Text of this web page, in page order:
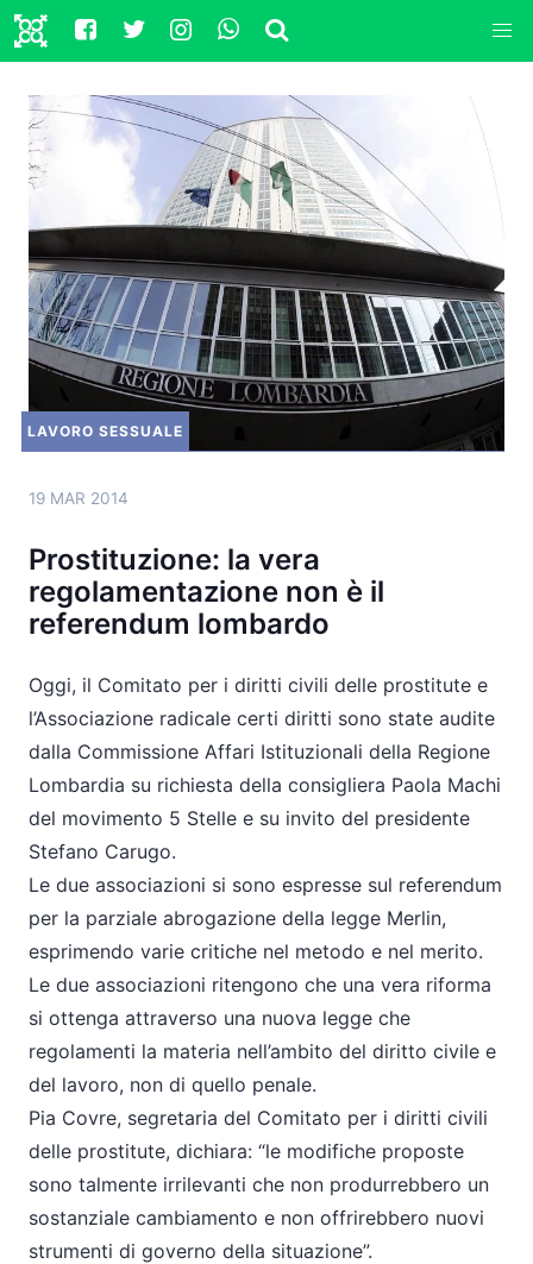
LAVORO SESSUALE
19 MAR 2014
Prostituzione: la vera
regolamentazione non è il
referendum lombardo
Oggi, il Comitato per i diritti civili delle prostitute e
l’Associazione radicale certi diritti sono state audite
dalla Commissione Affari Istituzionali della Regione
Lombardia su richiesta della consigliera Paola Machi
del movimento 5 Stelle e su invito del presidente
Stefano Carugo.
Le due associazioni si sono espresse sul referendum
per la parziale abrogazione della legge Merlin,
esprimendo varie critiche nel metodo e nel merito.
Le due associazioni ritengono che una vera riforma
si ottenga attraverso una nuova legge che
regolamenti la materia nell’ambito del diritto civile e
del lavoro, non di quello penale.
Pia Covre, segretaria del Comitato per i diritti civili
delle prostitute, dichiara: “le modifiche proposte
sono talmente irrilevanti che non produrrebbero un
sostanziale cambiamento e non offrirebbero nuovi
strumenti di governo della situazione”.